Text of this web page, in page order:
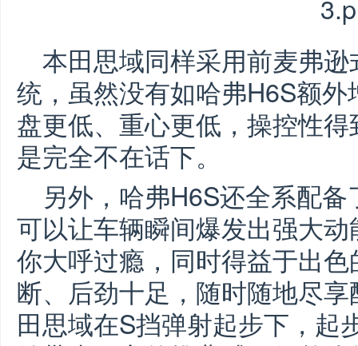
本田思域同样采用前麦弗
统，虽然没有如哈弗H6S额
盘更低、重心更低，操控性
是完全不在话下。
另外，哈弗H6S还全系配
可以让车辆瞬间爆发出强大
你大呼过瘾，同时得益于出
断、后劲十足，随时随地尽
田思域在S挡弹射起步下，起